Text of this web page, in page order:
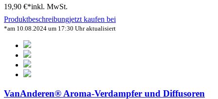
19,90 €*inkl. MwSt.
Produktbeschreibungjetzt kaufen bei
*am 10.08.2024 um 17:30 Uhr aktualisiert
VanAnderen® Aroma-Verdampfer und Diffusoren